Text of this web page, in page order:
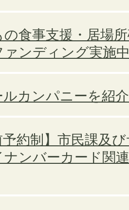
の食事支援・居場
ァンディング実施
カンパニーを紹
予約制】市民課及
ナンバーカード関